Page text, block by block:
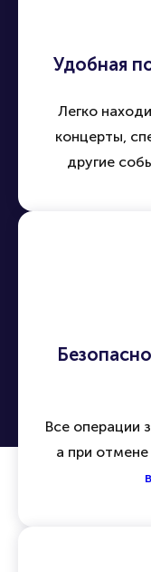
Удобная
Легко
концерты,
другие
Все операции
а при